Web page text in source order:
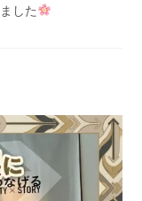
した